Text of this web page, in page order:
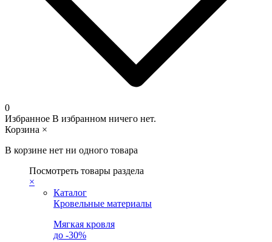
0
Избранное В избранном ничего нет.
Корзина ×
В корзине нет ни одного товара
Посмотреть товары раздела
×
Каталог
Кровельные материалы
Мягкая кровля
до -30%